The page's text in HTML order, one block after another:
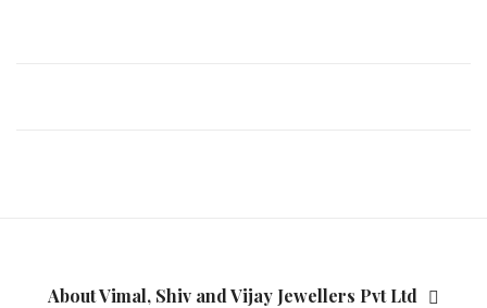
About Vimal, Shiv and Vijay Jewellers Pvt Ltd